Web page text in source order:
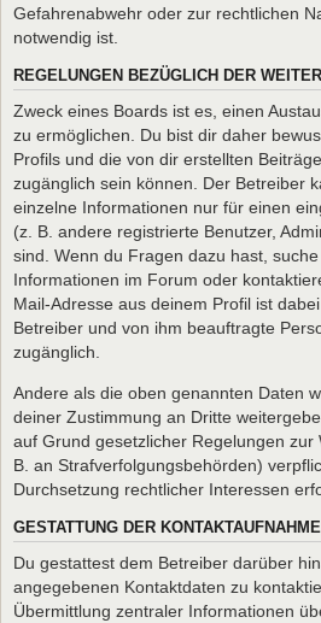
Gefahrenabwehr oder zur rechtlichen
notwendig ist.
REGELUNGEN BEZÜGLICH DER
Zweck eines Boards ist es, einen
zu ermöglichen. Du bist dir daher
Profils und die von dir erstellten
zugänglich sein können. Der Betreiber
einzelne Informationen nur für einen
(z. B. andere registrierte Benutzer,
sind. Wenn du Fragen dazu hast,
Informationen im Forum oder
Mail-Adresse aus deinem Profil ist
Betreiber und von ihm beauftragte
zugänglich.
Andere als die oben genannten Daten
deiner Zustimmung an Dritte
auf Grund gesetzlicher Regelungen zur
B. an Strafverfolgungsbehörden)
Durchsetzung rechtlicher Interessen
GESTATTUNG DER KONTAKTAUFNAHME
Du gestattest dem Betreiber darüber
angegebenen Kontaktdaten zu
Übermittlung zentraler Informationen